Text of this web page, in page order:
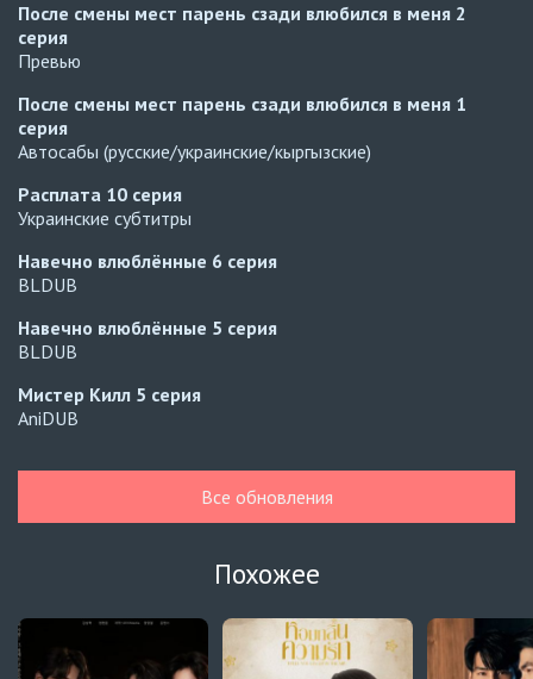
После смены мест парень сзади влюбился в меня 2
серия
Превью
После смены мест парень сзади влюбился в меня 1
серия
Автосабы (русские/украинские/кыргызские)
Расплата 10 серия
Украинские субтитры
Навечно влюблённые 6 серия
BLDUB
Навечно влюблённые 5 серия
BLDUB
Мистер Килл 5 серия
AniDUB
Навечно влюблённые5 серия
UAFLIX (украинский)
Навечно влюблённые
3 серия
Все обновления
Похожее